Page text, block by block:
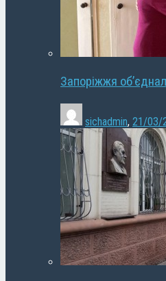
Запоріжжя
sichadmin, 21/03/